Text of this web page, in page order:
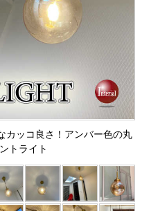
カッコ良さ！アンバー色の丸
トライト